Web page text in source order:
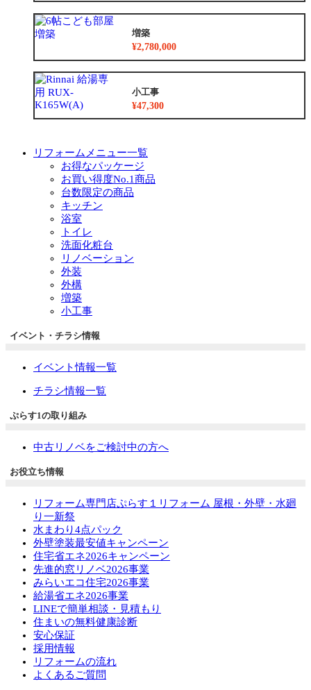
増築
¥2,780,000
小工事
¥47,300
リフォームメニュー一覧
お得なパッケージ
お買い得度No.1商品
台数限定の商品
キッチン
浴室
トイレ
洗面化粧台
リノベーション
外装
外構
増築
小工事
イベント・チラシ情報
イベント情報一覧
チラシ情報一覧
ぷらす1の取り組み
中古リノベをご検討中の方へ
お役立ち情報
リフォーム専門店ぷらす１リフォーム 屋根・外壁・水廻
り一新祭
水まわり4点パック
外壁塗装最安値キャンペーン
住宅省エネ2026キャンペーン
先進的窓リノベ2026事業
みらいエコ住宅2026事業
給湯省エネ2026事業
LINEで簡単相談・見積もり
住まいの無料健康診断
安心保証
採用情報
リフォームの流れ
よくあるご質問